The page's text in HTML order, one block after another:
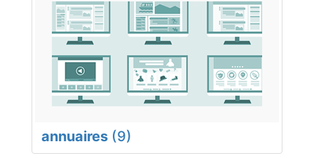
annuaires (9)